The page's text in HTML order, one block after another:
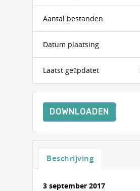
Aantal bestanden
Datum plaatsing
Laatst geüpdatet
DOWNLOADEN
Beschrijving
3 september 2017